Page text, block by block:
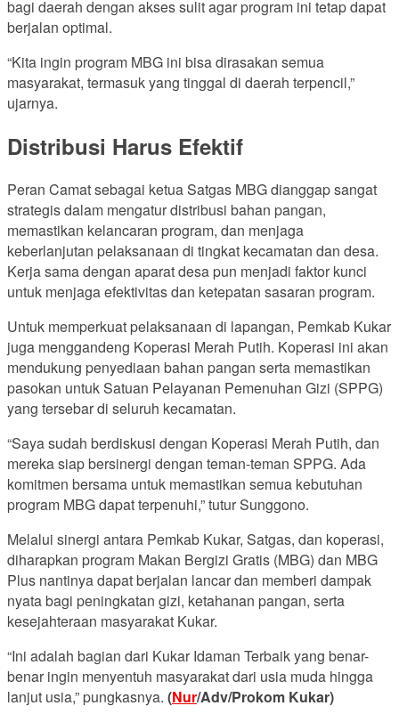
bagi daerah dengan akses sulit agar program ini tetap dapat
berjalan optimal.
“Kita ingin program MBG ini bisa dirasakan semua
masyarakat, termasuk yang tinggal di daerah terpencil,”
ujarnya.
Distribusi Harus Efektif
Peran Camat sebagai ketua Satgas MBG dianggap sangat
strategis dalam mengatur distribusi bahan pangan,
memastikan kelancaran program, dan menjaga
keberlanjutan pelaksanaan di tingkat kecamatan dan desa.
Kerja sama dengan aparat desa pun menjadi faktor kunci
untuk menjaga efektivitas dan ketepatan sasaran program.
Untuk memperkuat pelaksanaan di lapangan, Pemkab Kukar
juga menggandeng Koperasi Merah Putih. Koperasi ini akan
mendukung penyediaan bahan pangan serta memastikan
pasokan untuk Satuan Pelayanan Pemenuhan Gizi (SPPG)
yang tersebar di seluruh kecamatan.
“Saya sudah berdiskusi dengan Koperasi Merah Putih, dan
mereka siap bersinergi dengan teman-teman SPPG. Ada
komitmen bersama untuk memastikan semua kebutuhan
program MBG dapat terpenuhi,” tutur Sunggono.
Melalui sinergi antara Pemkab Kukar, Satgas, dan koperasi,
diharapkan program Makan Bergizi Gratis (MBG) dan MBG
Plus nantinya dapat berjalan lancar dan memberi dampak
nyata bagi peningkatan gizi, ketahanan pangan, serta
kesejahteraan masyarakat Kukar.
“Ini adalah bagian dari Kukar Idaman Terbaik yang benar-
benar ingin menyentuh masyarakat dari usia muda hingga
lanjut usia,” pungkasnya. (Nur/Adv/Prokom Kukar)